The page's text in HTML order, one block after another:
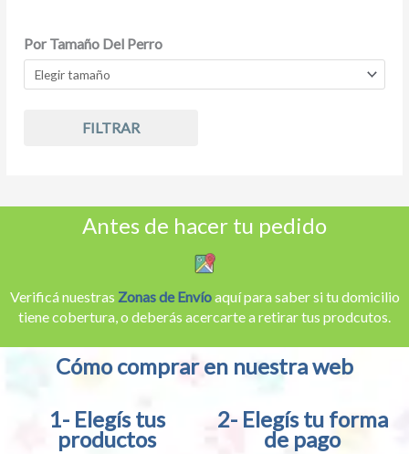
Por Tamaño Del Perro
FILTRAR
Antes de hacer tu pedido
Verificá nuestras Zonas de Envíoaquí para saber si tu domicilio
tiene cobertura, o deberás acercarte a retirar tus prodcutos.
Cómo comprar en nuestra web
1- Elegís tus
productos
2- Elegís tu forma
de pago